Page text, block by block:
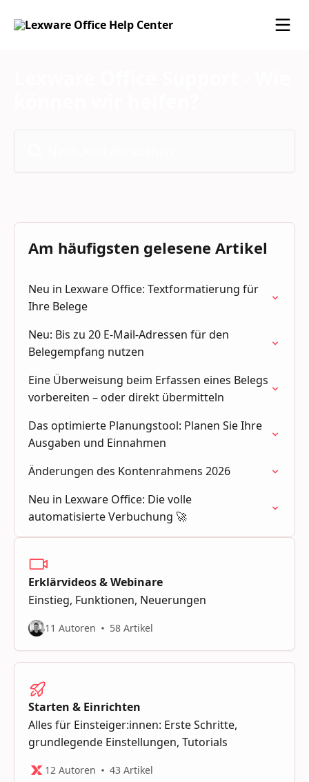
Am häufigsten gelesene Artikel
Neu in Lexware Office: Textformatierung für
Ihre Belege
Neu: Bis zu 20 E-Mail-Adressen für den
Belegempfang nutzen
Eine Überweisung beim Erfassen eines Belegs
vorbereiten – oder direkt übermitteln
Das optimierte Planungstool: Planen Sie Ihre
Ausgaben und Einnahmen
Änderungen des Kontenrahmens 2026
Neu in Lexware Office: Die volle
automatisierte Verbuchung 🚀
Erklärvideos & Webinare
Einstieg, Funktionen, Neuerungen
11 Autoren 58 Artikel
Starten & Einrichten
Alles für Einsteiger:innen: Erste Schritte,
grundlegende Einstellungen, Tutorials
12 Autoren 43 Artikel